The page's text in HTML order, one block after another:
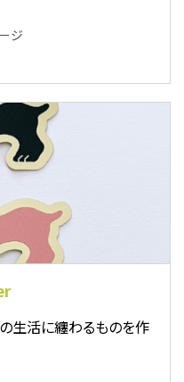
ジ
生活に纏わるものを作